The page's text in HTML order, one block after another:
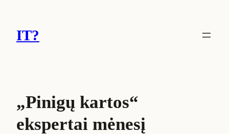
turinioIT?
„Pinigų kartos“
ekspertai mėnesį